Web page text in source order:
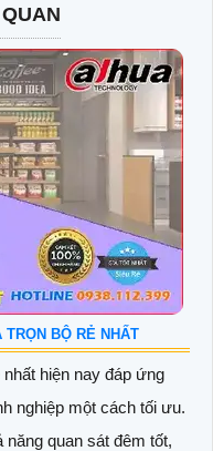
BỘ RẺ NHẤT
hiện nay đáp ứng
nghiệp một cách tối ưu.
quan sát đêm tốt,